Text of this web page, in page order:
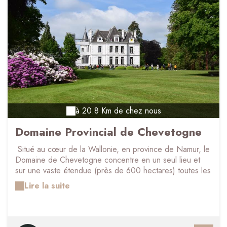
à 20.8 Km de chez nous
Domaine Provincial de Chevetogne
Situé au cœur de la Wallonie, en province de Namur, le
Domaine de Chevetogne concentre en un seul lieu et
sur une vaste étendue (près de 600 hectares) toutes les
attentes de la famille : espaces de convivialité , sentiers
de promenade balisés à travers bois et jardins, terrains
activités encore. Le parc est dédié à la vie en plein air,
Lire la suite